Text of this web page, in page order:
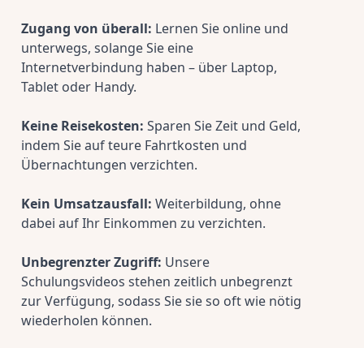
Zugang von überall: Lernen Sie online und
unterwegs, solange Sie eine
Internetverbindung haben – über Laptop,
Tablet oder Handy.
Keine Reisekosten: Sparen Sie Zeit und Geld,
indem Sie auf teure Fahrtkosten und
Übernachtungen verzichten.
Kein Umsatzausfall: Weiterbildung, ohne
dabei auf Ihr Einkommen zu verzichten.
Unbegrenzter Zugriff: Unsere
Schulungsvideos stehen zeitlich unbegrenzt
zur Verfügung, sodass Sie sie so oft wie nötig
wiederholen können.